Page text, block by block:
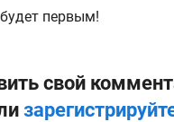
первым!
свой